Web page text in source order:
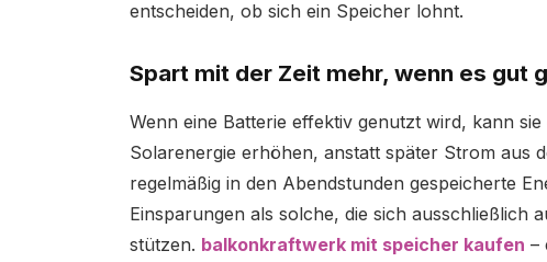
entscheiden, ob sich ein Speicher lohnt.
Spart mit der Zeit mehr, wenn es gut
Wenn eine Batterie effektiv genutzt wird, kann
Solarenergie erhöhen, anstatt später Strom aus
regelmäßig in den Abendstunden gespeicherte
Einsparungen als solche, die sich ausschließlich
stützen. balkonkraftwerk mit speicher kaufen –